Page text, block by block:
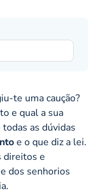
te uma caução?
e qual a sua
as dúvidas
e o que diz a lei.
direitos e
dos senhorios